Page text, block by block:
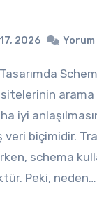
2026 Yorum
arama
iyi
veri biçimidir.
schema
Peki, neden…